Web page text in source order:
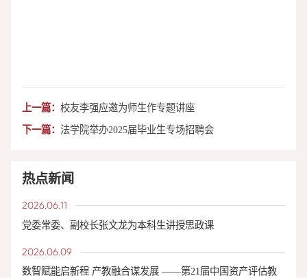
上一篇： 校友李强应邀为师生作专题讲座
下一篇： 法学院举办2025届毕业生专场招聘会
热点新闻
2026.06.11
党委常委、副校长张文龙为本科生讲授思政课
2026.06.09
数智赋能启新程 产教融合谋发展 ——第21届中国资产评估教